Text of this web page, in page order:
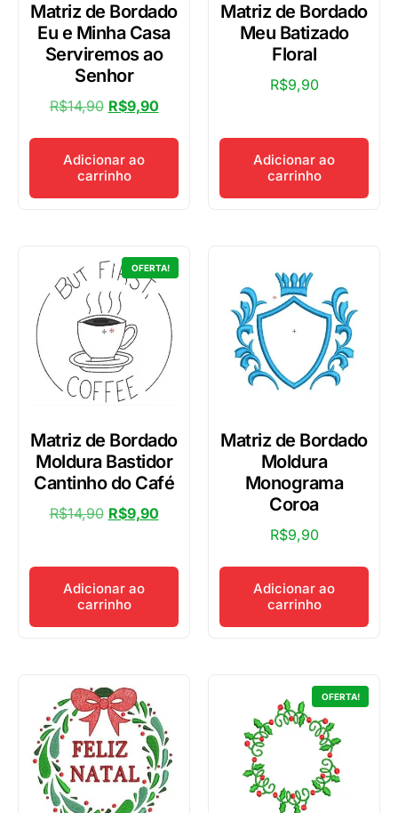
Matriz de Bordado
Eu e Minha Casa
Serviremos ao
Senhor
R$14,90 R$9,90
Adicionar ao
carrinho
Matriz de Bordado
Meu Batizado
Floral
R$9,90
Adicionar ao
carrinho
OFERTA!
Matriz de Bordado
Moldura Bastidor
Cantinho do Café
R$14,90 R$9,90
Adicionar ao
carrinho
Matriz de Bordado
Moldura
Monograma
Coroa
R$9,90
Adicionar ao
carrinho
OFERTA!